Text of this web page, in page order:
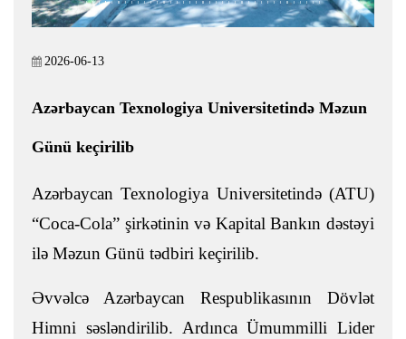
2026-06-13
Azərbaycan Texnologiya Universitetində Məzun
Günü keçirilib
Azərbaycan Texnologiya Universitetində (ATU)
“Coca-Cola” şirkətinin və Kapital Bankın dəstəyi
ilə Məzun Günü tədbiri keçirilib.
Əvvəlcə Azərbaycan Respublikasının Dövlət
Himni səsləndirilib. Ardınca Ümummilli Lider